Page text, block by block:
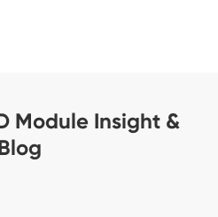
Module Insight &